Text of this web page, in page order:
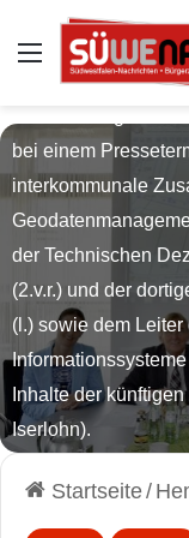
Auswahl
Iserlohns
bei einem
interkommunale
der Technischen
(2.v.r.) und der
(l.) sowie dem
Inhalte der
Iserlohn).
Startseite/